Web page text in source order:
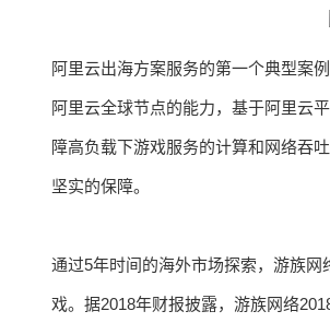
阿里云出海方案服务的第一个典型案
阿里云全球节点的能力，基于阿里云
障高负载下游戏服务的计算和网络吞
坚实的保障。
通过5年时间的海外市场探索，游族
戏。据2018年财报披露，游族网络